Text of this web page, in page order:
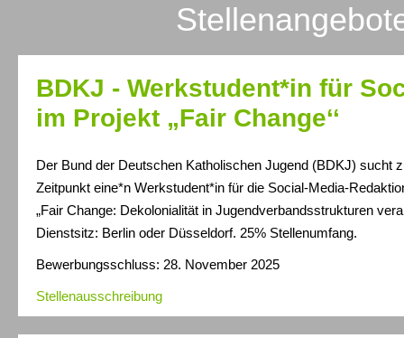
BDKJ - Werkstudent*in für
im Projekt „Fair Change‘‘
Der Bund der Deutschen Katholischen Jugend (BDKJ) sucht
Zeitpunkt eine*n Werkstudent*in für die Social-Media-
„Fair Change: Dekolonialität in Jugendverbandsstrukturen
Dienstsitz: Berlin oder Düsseldorf. 25% Stellenumfang.
Bewerbungsschluss: 28. November 2025
Stellenausschreibung